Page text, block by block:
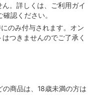
。詳しくは、ご利⽤ガイ
確認ください。
のみ付与されます。オン
つきませんのでご了承く
商品は、18歳未満の方は